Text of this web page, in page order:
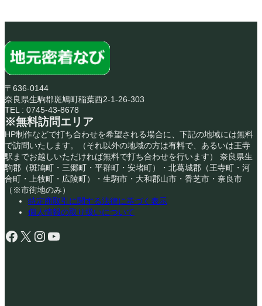
〒636-0144
奈良県生駒郡斑鳩町稲葉西2-1-26-303
TEL : 0745-43-8678
※無料訪問エリア
HP制作などで打ち合わせを希望される場合に、下記の地域には無料
で訪問いたします。（それ以外の地域の方は有料で、あるいは王寺
駅までお越しいただければ無料で打ち合わせを行います） 奈良県生
駒郡（斑鳩町・三郷町・平群町・安堵町）・北葛城郡（王寺町・河
合町・上牧町・広陵町）・生駒市・大和郡山市・香芝市・奈良市
（※市街地のみ）
特定商取引に関する法律に基づく表示
個人情報の取り扱いについて
Facebook X Instagram YouTube